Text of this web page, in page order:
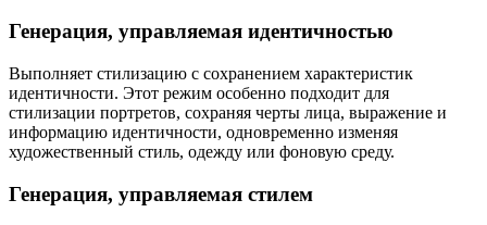
Генерация, управляемая идентичностью
Выполняет стилизацию с сохранением характеристик
идентичности. Этот режим особенно подходит для
стилизации портретов, сохраняя черты лица, выражение и
информацию идентичности, одновременно изменяя
художественный стиль, одежду или фоновую среду.
Генерация, управляемая стилем